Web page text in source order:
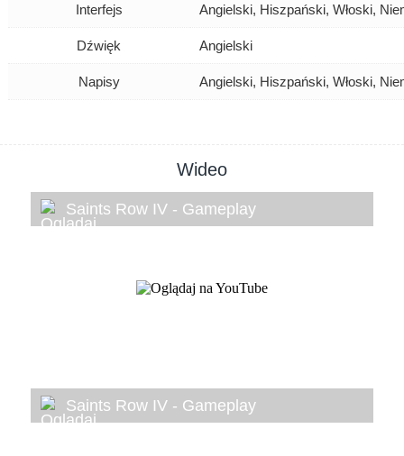
Interfejs Angielski, Hiszpański, Włoski,
Dźwięk Angielski
Napisy Angielski, Hiszpański, Włoski,
Wideo
Saints Row IV - Gameplay
Saints Row IV - Gameplay